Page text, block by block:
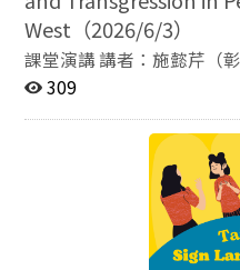
West（2026/6/3）
課堂演講 講者：施懿芹（彰師大英語系教授） 講題：Out
of Place, Out of Control:
10~12：00 地點：季陶
309